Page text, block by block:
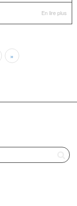
En lire plus
»